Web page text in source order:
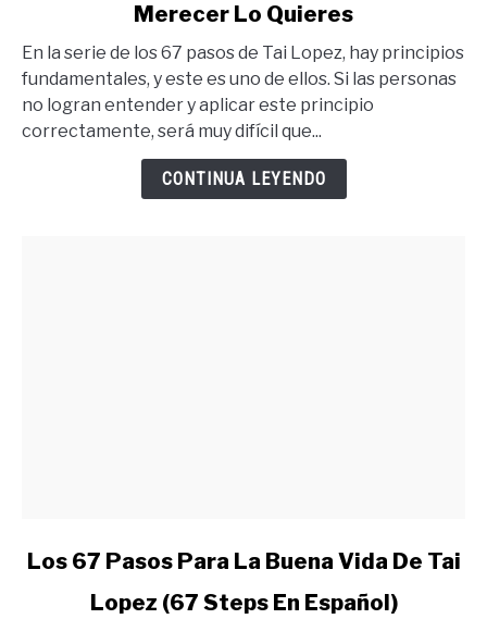
Tener
Lo
Que
Quieres
Merecer Lo Quieres
En la serie de los 67 pasos de Tai Lopez, hay principios
fundamentales, y este es uno de ellos. Si las personas
no logran entender y aplicar este principio
correctamente, será muy difícil que...
CONTINUA LEYENDO
link
Los 67 Pasos Para La Buena Vida De Tai
Lopez (67 Steps En Español)